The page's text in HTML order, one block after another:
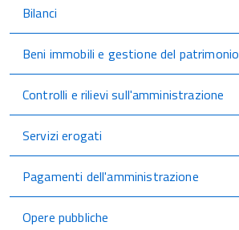
Bilanci
Beni immobili e gestione del patrimonio
Controlli e rilievi sull'amministrazione
Servizi erogati
Pagamenti dell'amministrazione
Opere pubbliche